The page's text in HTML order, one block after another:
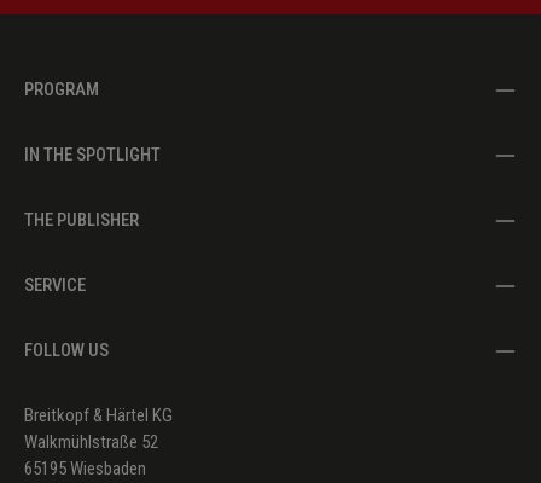
PROGRAM
IN THE SPOTLIGHT
THE PUBLISHER
SERVICE
FOLLOW US
Breitkopf & Härtel KG
Walkmühlstraße 52
65195 Wiesbaden